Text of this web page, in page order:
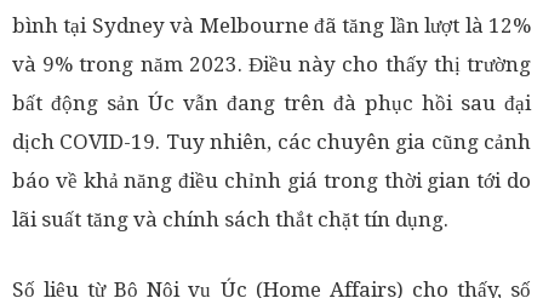
bình tại Sydney và Melbourne đã tăng lần lượt là 12%
và 9% trong năm 2023. Điều này cho thấy thị trường
bất động sản Úc vẫn đang trên đà phục hồi sau đại
dịch COVID-19. Tuy nhiên, các chuyên gia cũng cảnh
báo về khả năng điều chỉnh giá trong thời gian tới do
lãi suất tăng và chính sách thắt chặt tín dụng.
Số liệu từ Bộ Nội vụ Úc (Home Affairs) cho thấy, số